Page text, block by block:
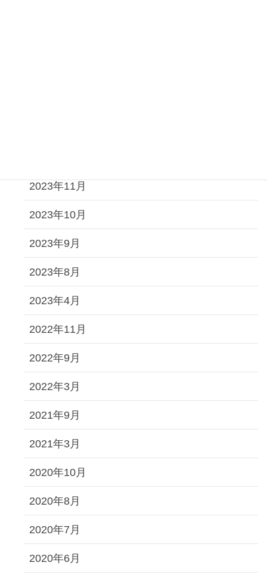
2023年11月
2023年10月
2023年9月
2023年8月
2023年4月
2022年11月
2022年9月
2022年3月
2021年9月
2021年3月
2020年10月
2020年8月
2020年7月
2020年6月